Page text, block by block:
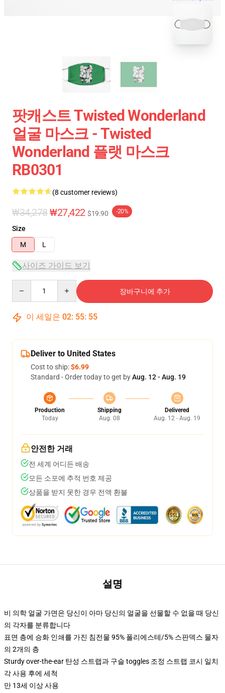
팟캐스트 Twisted Wonderland
얼굴 마스크 - Twisted
Wonderland 플랫 마스크
RB0301
(8 customer reviews)
₩34,278₩27,422 $19.90 -20%
Size
M
L
사이즈 가이드 보기
장바구니에 추가
이 세일은 02: 55: 54
Deliver to United States
Cost to ship:$6.99
Standard - Order today to get byAug. 12 - Aug. 19
Production
Today
Shipping
Aug. 08
Delivered
Aug. 12 - Aug. 19
안전한 거래
전 세계 어디든 배송
모든 소포에 추적 번호 제공
상품을 받지 못한 경우 전액 환불
설명
비 의학 얼굴 가면은 당신이 아마 당신의 얼굴을 선물할 수 없을 때 당신
의 각자를 분류합니다
표면 층에 승화 인쇄를 가진 침전물 95% 폴리에스테/5% 스판덱스 물자
의 2개의 층
Sturdy over-the-ear 탄성 스트랩과 구슬 toggles 조정 스트랩 코시 일치
각 사용 후에 세척
만 13세 이상 사용